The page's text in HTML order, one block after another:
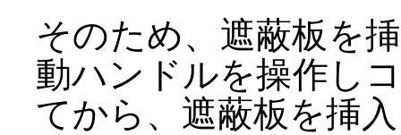
そのため、遮蔽板を
動ハンドルを操作し
てから、遮蔽板を挿